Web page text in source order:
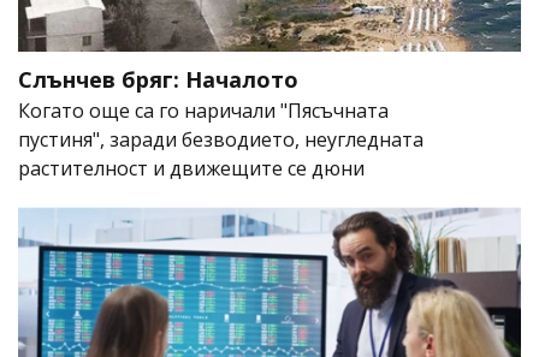
Слънчев бряг: Началото
Когато още са го наричали "Пясъчната
пустиня", заради безводието, неугледната
растителност и движещите се дюни